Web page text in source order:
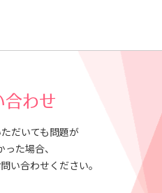
合わせ
だいても問題が
た場合、
い合わせください。